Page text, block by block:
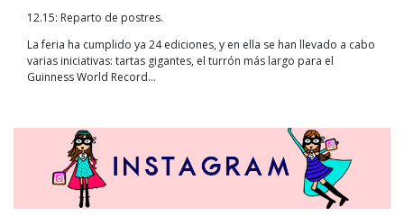
12.15: Reparto de postres.
La feria ha cumplido ya 24 ediciones, y en ella se han llevado a cabo
varias iniciativas: tartas gigantes, el turrón más largo para el
Guinness World Record…